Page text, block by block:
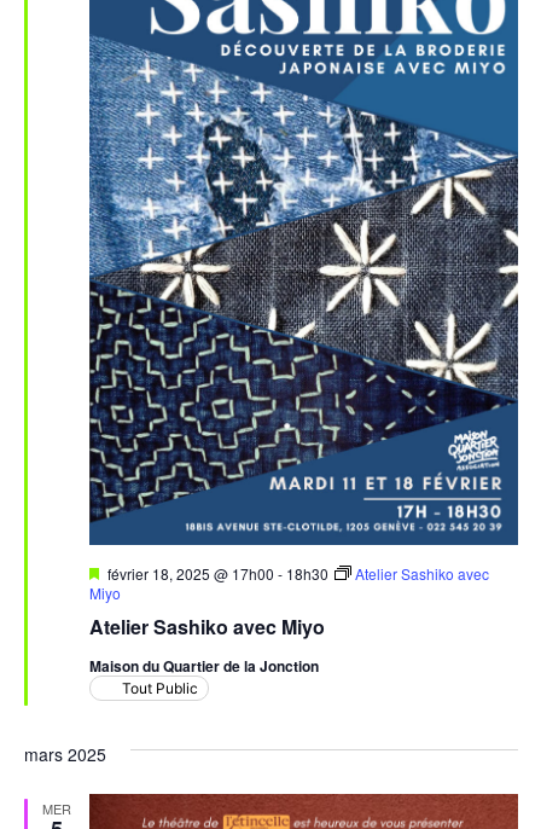
Atelier Sashiko avec Miyo
Mis
en
février 18, 2025 @ 17h00 - 18h30
Atelier Sashiko avec
Miyo
Maison du Quartier de la Jonction
Tout Public
mars 2025
MER